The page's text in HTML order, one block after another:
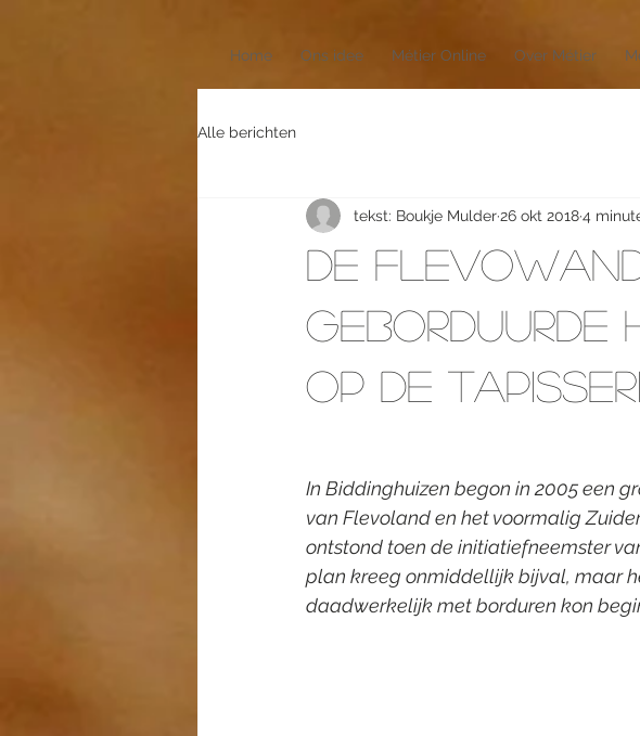
Home Ons idee Métier Online Over Métier
Alle berichten
De
geborduurde
op de
tekst: Boukje Mulder26 okt 20184
In Biddinghuizen begon in 2005 een
van Flevoland en het voormalig
ontstond toen de initiatiefneemster
plan kreeg onmiddellijk bijval, maar
daadwerkelijk met borduren kon